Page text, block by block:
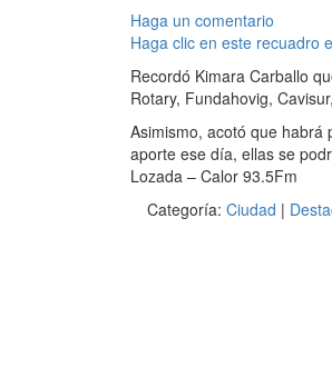
Haga un comentario
Haga clic en este recuadro
Recordó Kimara Carballo
Rotary, Fundahovig,
Asimismo, acotó que habrá
aporte ese día, ellas se
Lozada – Calor 93.5Fm
Categoría: Ciudad |